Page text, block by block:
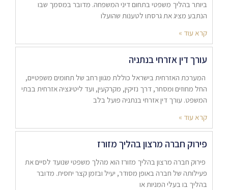
ביותר בהליך משפטי בתחום דיני המשפחה. מדובר במסמך שבו
הנתבע מציג את גרסתו לטענות שהועלו
קרא עוד »
עורך דין אזרחי בנתניה
המערכת האזרחית בישראל כוללת מגוון רחב של תחומים משפטיים,
החל מחוזים ומסחר, דרך נזיקין, מקרקעין, ועד ליטיגציה אזרחית בבתי
המשפט. עורך דין אזרחי בנתניה פועל בלב
קרא עוד »
פירוק חברה מרצון בהליך מזורז
פירוק חברה מרצון בהליך מזורז הוא מהלך משפטי שנועד לסיים את
פעילותה של חברה באופן מסודר, יעיל ובזמן קצר יחסית. מדובר
בהליך בו בעלי המניות או